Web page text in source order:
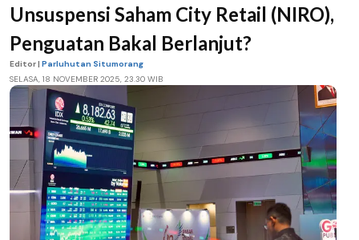
Unsuspensi Saham City Retail (NIRO),
Penguatan Bakal Berlanjut?
Editor | Parluhutan Situmorang
SELASA, 18 NOVEMBER 2025, 23.30 WIB